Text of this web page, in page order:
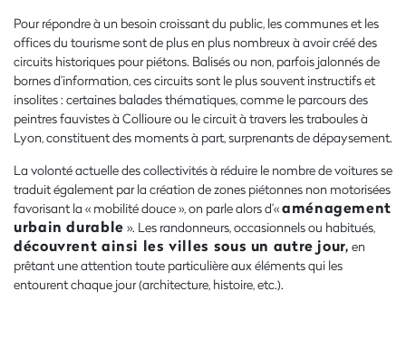
Pour répondre à un besoin croissant du public, les communes et les
offices du tourisme sont de plus en plus nombreux à avoir créé des
circuits historiques pour piétons. Balisés ou non, parfois jalonnés de
bornes d’information, ces circuits sont le plus souvent instructifs et
insolites : certaines balades thématiques, comme le parcours des
peintres fauvistes à Collioure ou le circuit à travers les traboules à
Lyon, constituent des moments à part, surprenants de dépaysement.
La volonté actuelle des collectivités à réduire le nombre de voitures se
traduit également par la création de zones piétonnes non motorisées
favorisant la « mobilité douce », on parle alors d’«aménagement
urbain durable ». Les randonneurs, occasionnels ou habitués,
découvrent ainsi les villes sous un autre jour, en
prêtant une attention toute particulière aux éléments qui les
entourent chaque jour (architecture, histoire, etc.).